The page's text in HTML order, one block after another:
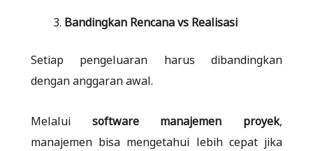
Bandingkan Rencana vs Realisasi
Setiap pengeluaran harus dibandingkan
dengan anggaran awal.
Melalui software manajemen proyek,
manajemen bisa mengetahui lebih cepat jika